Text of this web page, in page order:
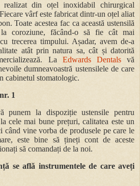
realizat din oțel inoxidabil chirurgical
vârf este fabricat dintr-un oțel aliat
Toate acestea fac ca această ustensilă
coroziune, făcând-o să fie cât mai
trecerea timpului. Așadar, avem de-a
atât prin natura sa, cât și datorită
La Edwards Dentalsvă
dumneavoastră ustensilele de care
cabinetul stomatologic.
1
la dispoziție ustensile pentru
cele mai bune prețuri, calitatea este un
când vine vorba de produsele pe care le
este bine să țineți cont de aceste
să comandați de la noi.
se află instrumentele de care aveți